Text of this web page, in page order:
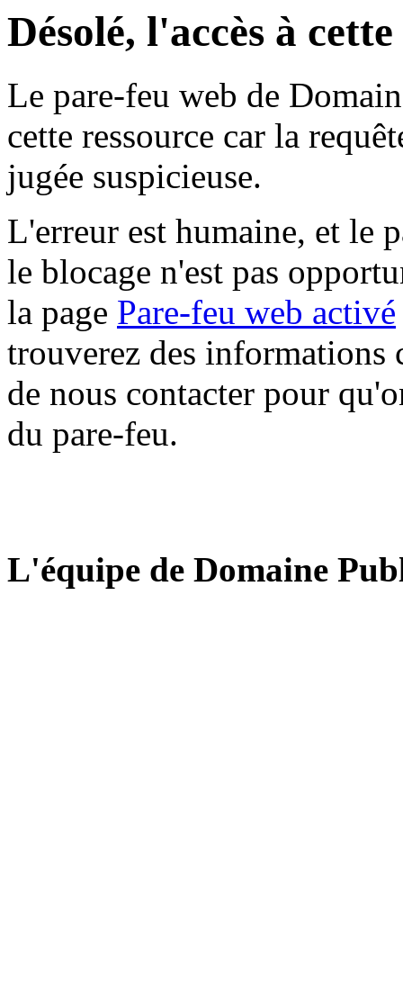
Désolé, l'accès à
Le pare-feu web de
cette ressource car la
jugée suspicieuse.
L'erreur est humaine, et le
le blocage n'est pas
la page Pare-feu web activé
trouverez des informations
de nous contacter pour
du pare-feu.
L'équipe de Domaine